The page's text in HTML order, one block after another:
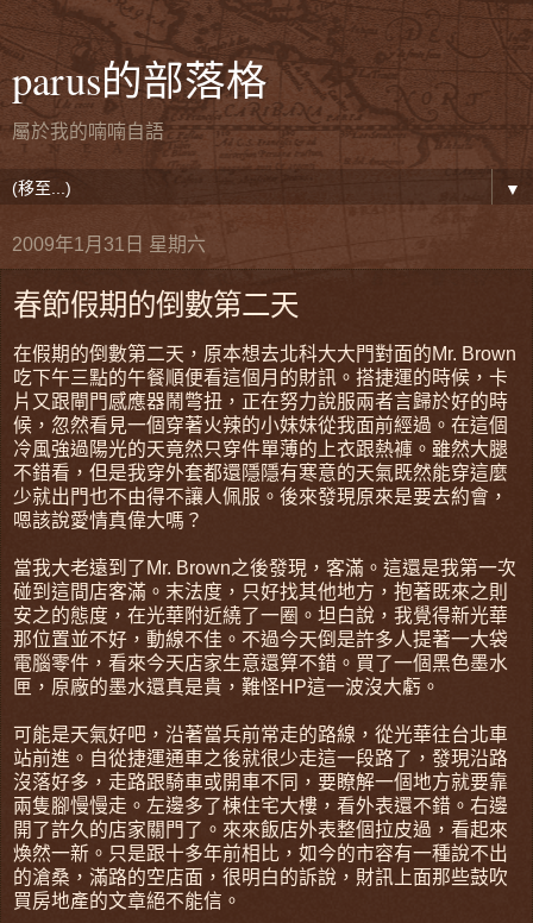
parus的部落格
屬於我的喃喃自語
▼
2009年1月31日 星期六
春節假期的倒數第二天
在假期的倒數第二天，原本想去北科大大門對面的Mr. Brown
吃下午三點的午餐順便看這個月的財訊。搭捷運的時候，卡
片又跟閘門感應器鬧彆扭，正在努力說服兩者言歸於好的時
候，忽然看見一個穿著火辣的小妹妹從我面前經過。在這個
冷風強過陽光的天竟然只穿件單薄的上衣跟熱褲。雖然大腿
不錯看，但是我穿外套都還隱隱有寒意的天氣既然能穿這麼
少就出門也不由得不讓人佩服。後來發現原來是要去約會，
嗯該說愛情真偉大嗎？
當我大老遠到了Mr. Brown之後發現，客滿。這還是我第一次
碰到這間店客滿。末法度，只好找其他地方，抱著既來之則
安之的態度，在光華附近繞了一圈。坦白說，我覺得新光華
那位置並不好，動線不佳。不過今天倒是許多人提著一大袋
電腦零件，看來今天店家生意還算不錯。買了一個黑色墨水
匣，原廠的墨水還真是貴，難怪HP這一波沒大虧。
可能是天氣好吧，沿著當兵前常走的路線，從光華往台北車
站前進。自從捷運通車之後就很少走這一段路了，發現沿路
沒落好多，走路跟騎車或開車不同，要瞭解一個地方就要靠
兩隻腳慢慢走。左邊多了棟住宅大樓，看外表還不錯。右邊
開了許久的店家關門了。來來飯店外表整個拉皮過，看起來
煥然一新。只是跟十多年前相比，如今的市容有一種說不出
的滄桑，滿路的空店面，很明白的訴說，財訊上面那些鼓吹
買房地產的文章絕不能信。